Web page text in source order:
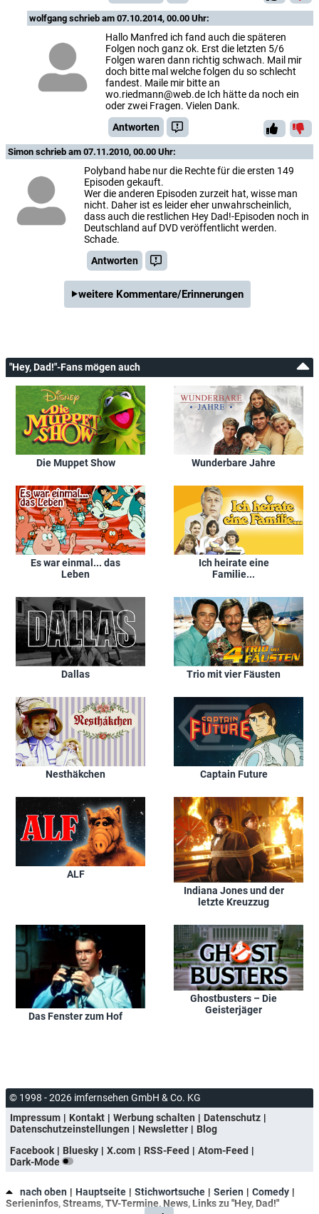
wolfgang schrieb am 07.10.2014, 00.00 Uhr:
Hallo Manfred ich fand auch die späteren
Folgen noch ganz ok. Erst die letzten 5/6
Folgen waren dann richtig schwach. Mail mir
doch bitte mal welche folgen du so schlecht
fandest. Maile mir bitte an
wo.riedmann@web.de Ich hätte da noch ein
oder zwei Fragen. Vielen Dank.
Antworten
Simon schrieb am 07.11.2010, 00.00 Uhr:
Polyband habe nur die Rechte für die ersten 149
Episoden gekauft.
Wer die anderen Episoden zurzeit hat, wisse man
nicht. Daher ist es leider eher unwahrscheinlich,
dass auch die restlichen Hey Dad!-Episoden noch in
Deutschland auf DVD veröffentlicht werden.
Schade.
Antworten
weitere Kommentare/Erinnerungen
"Hey, Dad!"-Fans mögen auch
Die Muppet Show Wunderbare Jahre
Es war einmal... das
Leben
Ich heirate eine
Familie...
Dallas Trio mit vier Fäusten
Nesthäkchen Captain Future
ALF
Indiana Jones und der
letzte Kreuzzug
Das Fenster zum Hof
Ghostbusters – Die
Geisterjäger
© 1998 - 2026 imfernsehen GmbH & Co. KG
Impressum
Kontakt Werbung schalten
Datenschutz
Datenschutzeinstellungen
Newsletter
Blog
Facebook
Bluesky X.com RSS-Feed
Atom-Feed
Dark-Mode
nach oben Hauptseite Stichwortsuche Serien
Comedy
Serieninfos, Streams, TV-Termine, News, Links zu "Hey, Dad!"